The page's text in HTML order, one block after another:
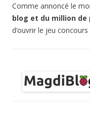
Comme annoncé le
blog et du million de
d’ouvrir le jeu